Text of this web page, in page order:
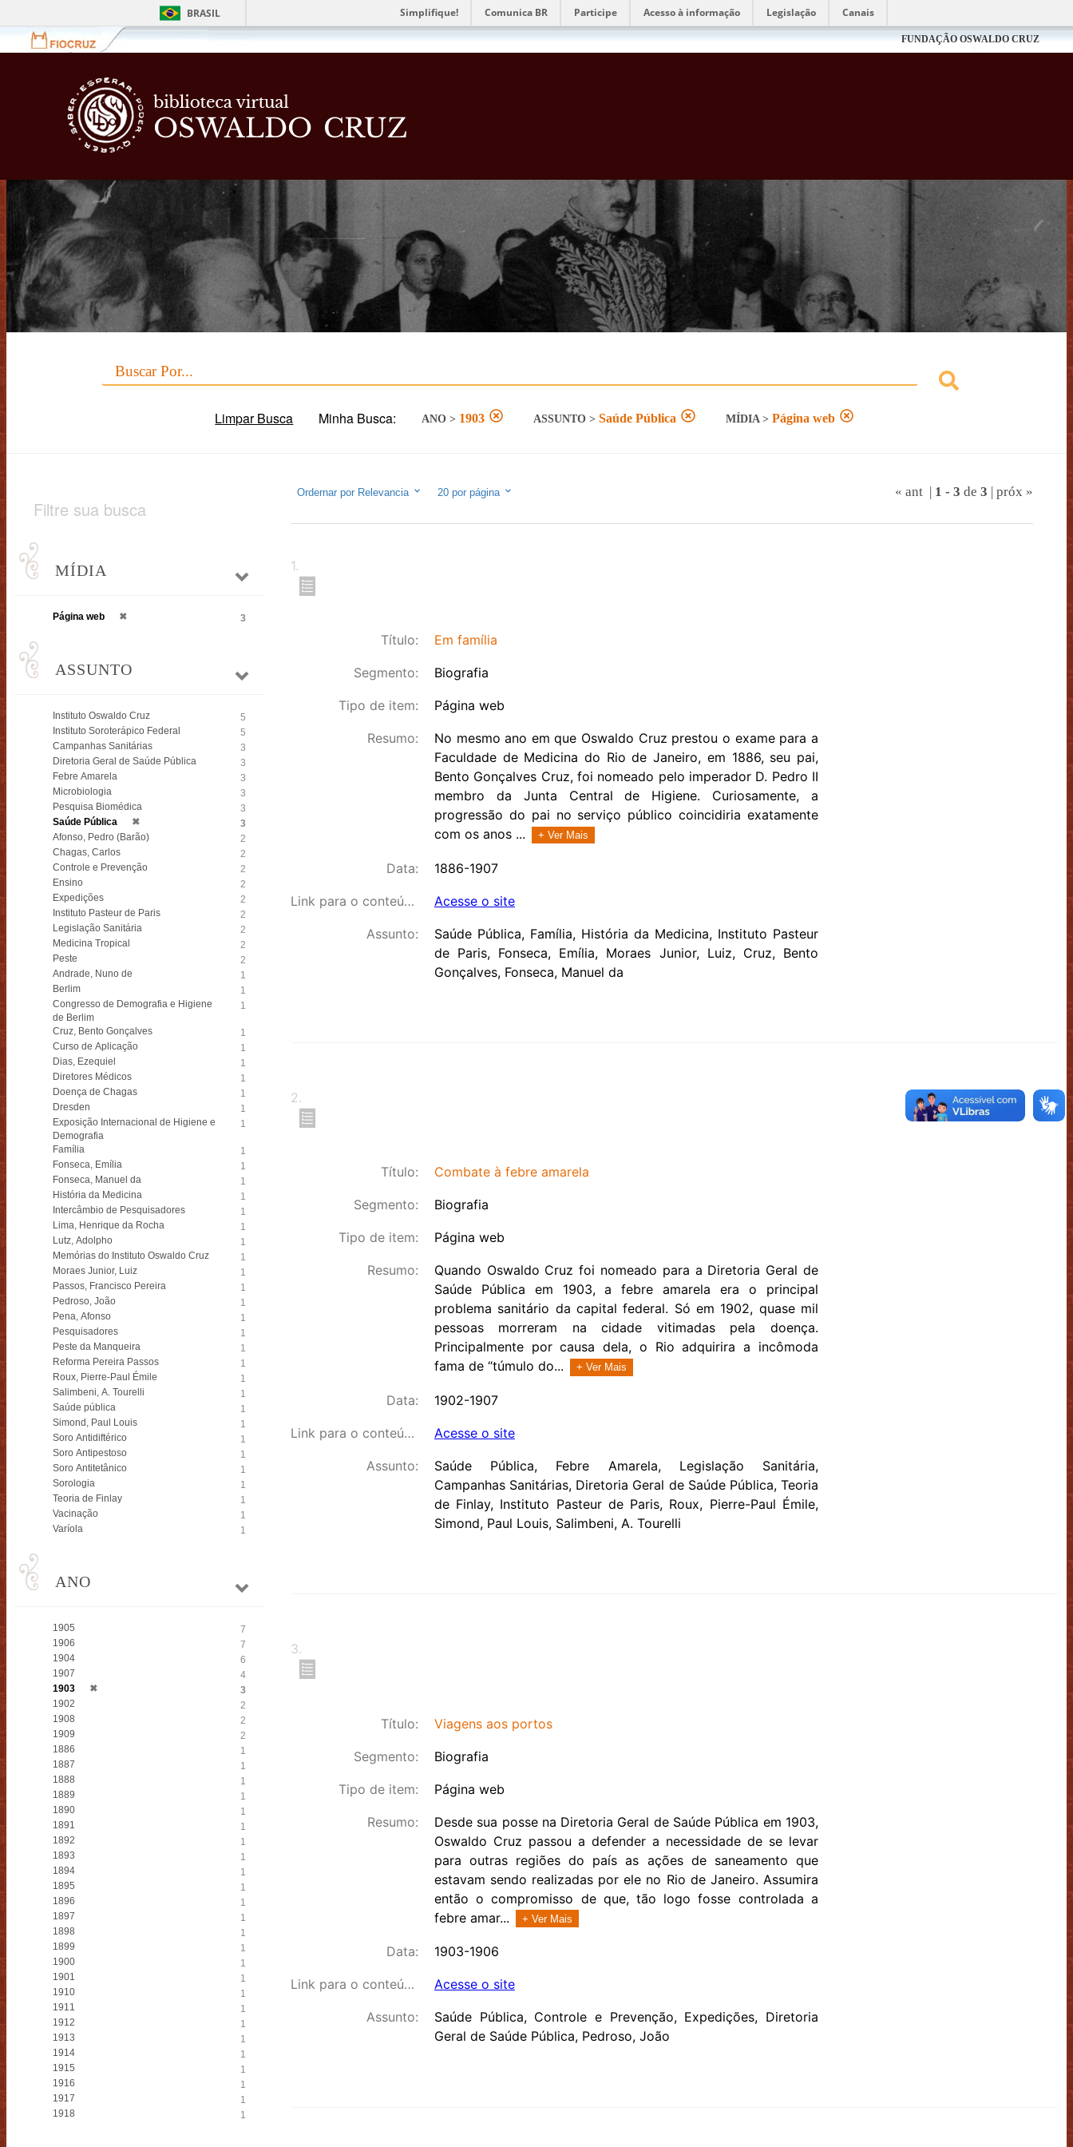
BRASIL Simplifique! Comunica BR Participe Acesso à informação Legislação Canais
FUNDAÇÃO OSWALDO CRUZ
Limpar Busca Minha Busca: ANO > 1903 ASSUNTO > Saúde Pública MÍDIA> Página web
Filtre sua busca
MÍDIA
Página web ✖ 3
ASSUNTO
Instituto Oswaldo Cruz
5
Instituto Soroterápico Federal
5
Campanhas Sanitárias
3
Diretoria Geral de Saúde Pública
3
Febre Amarela
3
Microbiologia
3
Pesquisa Biomédica
3
Saúde Pública
✖
3
Afonso, Pedro (Barão)
2
Chagas, Carlos
2
Controle e Prevenção
2
Ensino
2
Expedições
2
Instituto Pasteur de Paris
2
Legislação Sanitária
2
Medicina Tropical
2
Peste
2
Andrade, Nuno de
1
Berlim
1
Congresso de Demografia e Higiene
de Berlim
1
Cruz, Bento Gonçalves
1
Curso de Aplicação
1
Dias, Ezequiel
1
Diretores Médicos
1
Doença de Chagas
1
Dresden
1
Exposição Internacional de Higiene e
Demografia
1
Família
1
Fonseca, Emília
1
Fonseca, Manuel da
1
História da Medicina
1
Intercâmbio de Pesquisadores
1
Lima, Henrique da Rocha
1
Lutz, Adolpho
1
Memórias do Instituto Oswaldo Cruz
1
Moraes Junior, Luiz
1
Passos, Francisco Pereira
1
Pedroso, João
1
Pena, Afonso
1
Pesquisadores
1
Peste da Manqueira
1
Reforma Pereira Passos
1
Roux, Pierre-Paul Émile
1
Salimbeni, A. Tourelli
1
Saúde pública
1
Simond, Paul Louis
1
Soro Antidiftérico
1
Soro Antipestoso
1
Soro Antitetânico
1
Sorologia
1
Teoria de Finlay
1
Vacinação
1
Varíola
1
ANO
1905
7
1906
7
1904
6
1907
4
1903
✖
3
1902
2
1908
2
1909
2
1886
1
1887
1
1888
1
1889
1
1890
1
1891
1
1892
1
1893
1
1894
1
1895
1
1896
1
1897
1
1898
1
1899
1
1900
1
1901
1
1910
1
1911
1
1912
1
1913
1
1914
1
1915
1
1916
1
1917
1
1918
1
Ordernar por Relevancia 20por página « ant 1 - 3 de 3 próx »
1.
Título: Em família
Segmento: Biografia
Tipo de item: Página web
Resumo:
No mesmo ano em que Oswaldo Cruz prestou o exame para a
Faculdade de Medicina do Rio de Janeiro, em 1886, seu pai,
Bento Gonçalves Cruz, foi nomeado pelo imperador D. Pedro II
membro da Junta Central de Higiene. Curiosamente, a
progressão do pai no serviço público coincidiria exatamente
com os anos ...
+ Ver Mais
Data: 1886-1907
Link para o conteúdo: Acesse o site
Assunto:
Saúde Pública, Família, História da Medicina, Instituto Pasteur
de Paris, Fonseca, Emília, Moraes Junior, Luiz, Cruz, Bento
Gonçalves, Fonseca, Manuel da
2.
Título: Combate à febre amarela
Segmento: Biografia
Tipo de item: Página web
Resumo:
Quando Oswaldo Cruz foi nomeado para a Diretoria Geral de
Saúde Pública em 1903, a febre amarela era o principal
problema sanitário da capital federal. Só em 1902, quase mil
pessoas morreram na cidade vitimadas pela doença.
Principalmente por causa dela, o Rio adquirira a incômoda
fama de “túmulo do...
+ Ver Mais
Data: 1902-1907
Link para o conteúdo: Acesse o site
Assunto:
Saúde Pública, Febre Amarela, Legislação Sanitária,
Campanhas Sanitárias, Diretoria Geral de Saúde Pública, Teoria
de Finlay, Instituto Pasteur de Paris, Roux, Pierre-Paul Émile,
Simond, Paul Louis, Salimbeni, A. Tourelli
3.
Título: Viagens aos portos
Segmento: Biografia
Tipo de item: Página web
Resumo:
Desde sua posse na Diretoria Geral de Saúde Pública em 1903,
Oswaldo Cruz passou a defender a necessidade de se levar
para outras regiões do país as ações de saneamento que
estavam sendo realizadas por ele no Rio de Janeiro. Assumira
então o compromisso de que, tão logo fosse controlada a
febre amar...
+ Ver Mais
Data: 1903-1906
Link para o conteúdo: Acesse o site
Assunto:
Saúde Pública, Controle e Prevenção, Expedições, Diretoria
Geral de Saúde Pública, Pedroso, João